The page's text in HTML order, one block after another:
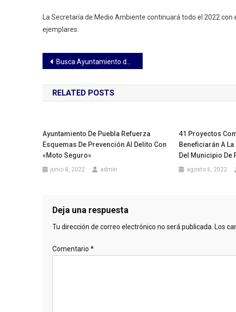
La Secretaría de Medio Ambiente continuará todo el 2022
ejemplares.
Navegación
de
entradas
Busca Ayuntamiento de Huamantla la instalación de un módulo canino en el municipio
RELATED POSTS
Ayuntamiento De Puebla Refuerza
Esquemas De Prevención Al Delito Con
«Moto Seguro»
junio 8, 2022 admin
41 Proyectos
Beneficiarán A
Del Municipio De
agosto 6, 2022
Deja una respuesta
Tu dirección de correo electrónico no será publicada. Los
Comentario *